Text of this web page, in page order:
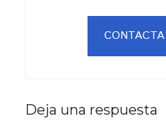
Interacciones
Deja una respuesta